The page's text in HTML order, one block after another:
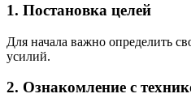
1. Постановка целей
Для начала важно определить
усилий.
2. Ознакомление с